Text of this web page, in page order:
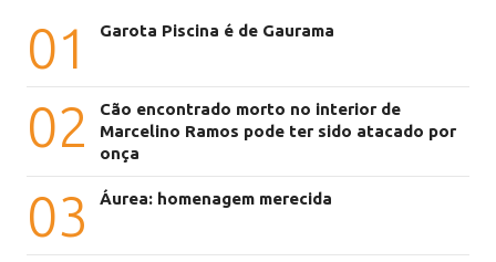
01 Garota Piscina é de Gaurama
02
Cão encontrado morto no interior de
Marcelino Ramos pode ter sido atacado por
onça
03 Áurea: homenagem merecida